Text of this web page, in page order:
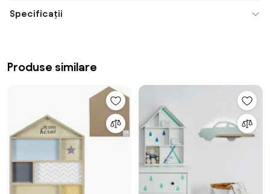
Specificații
Produse similare